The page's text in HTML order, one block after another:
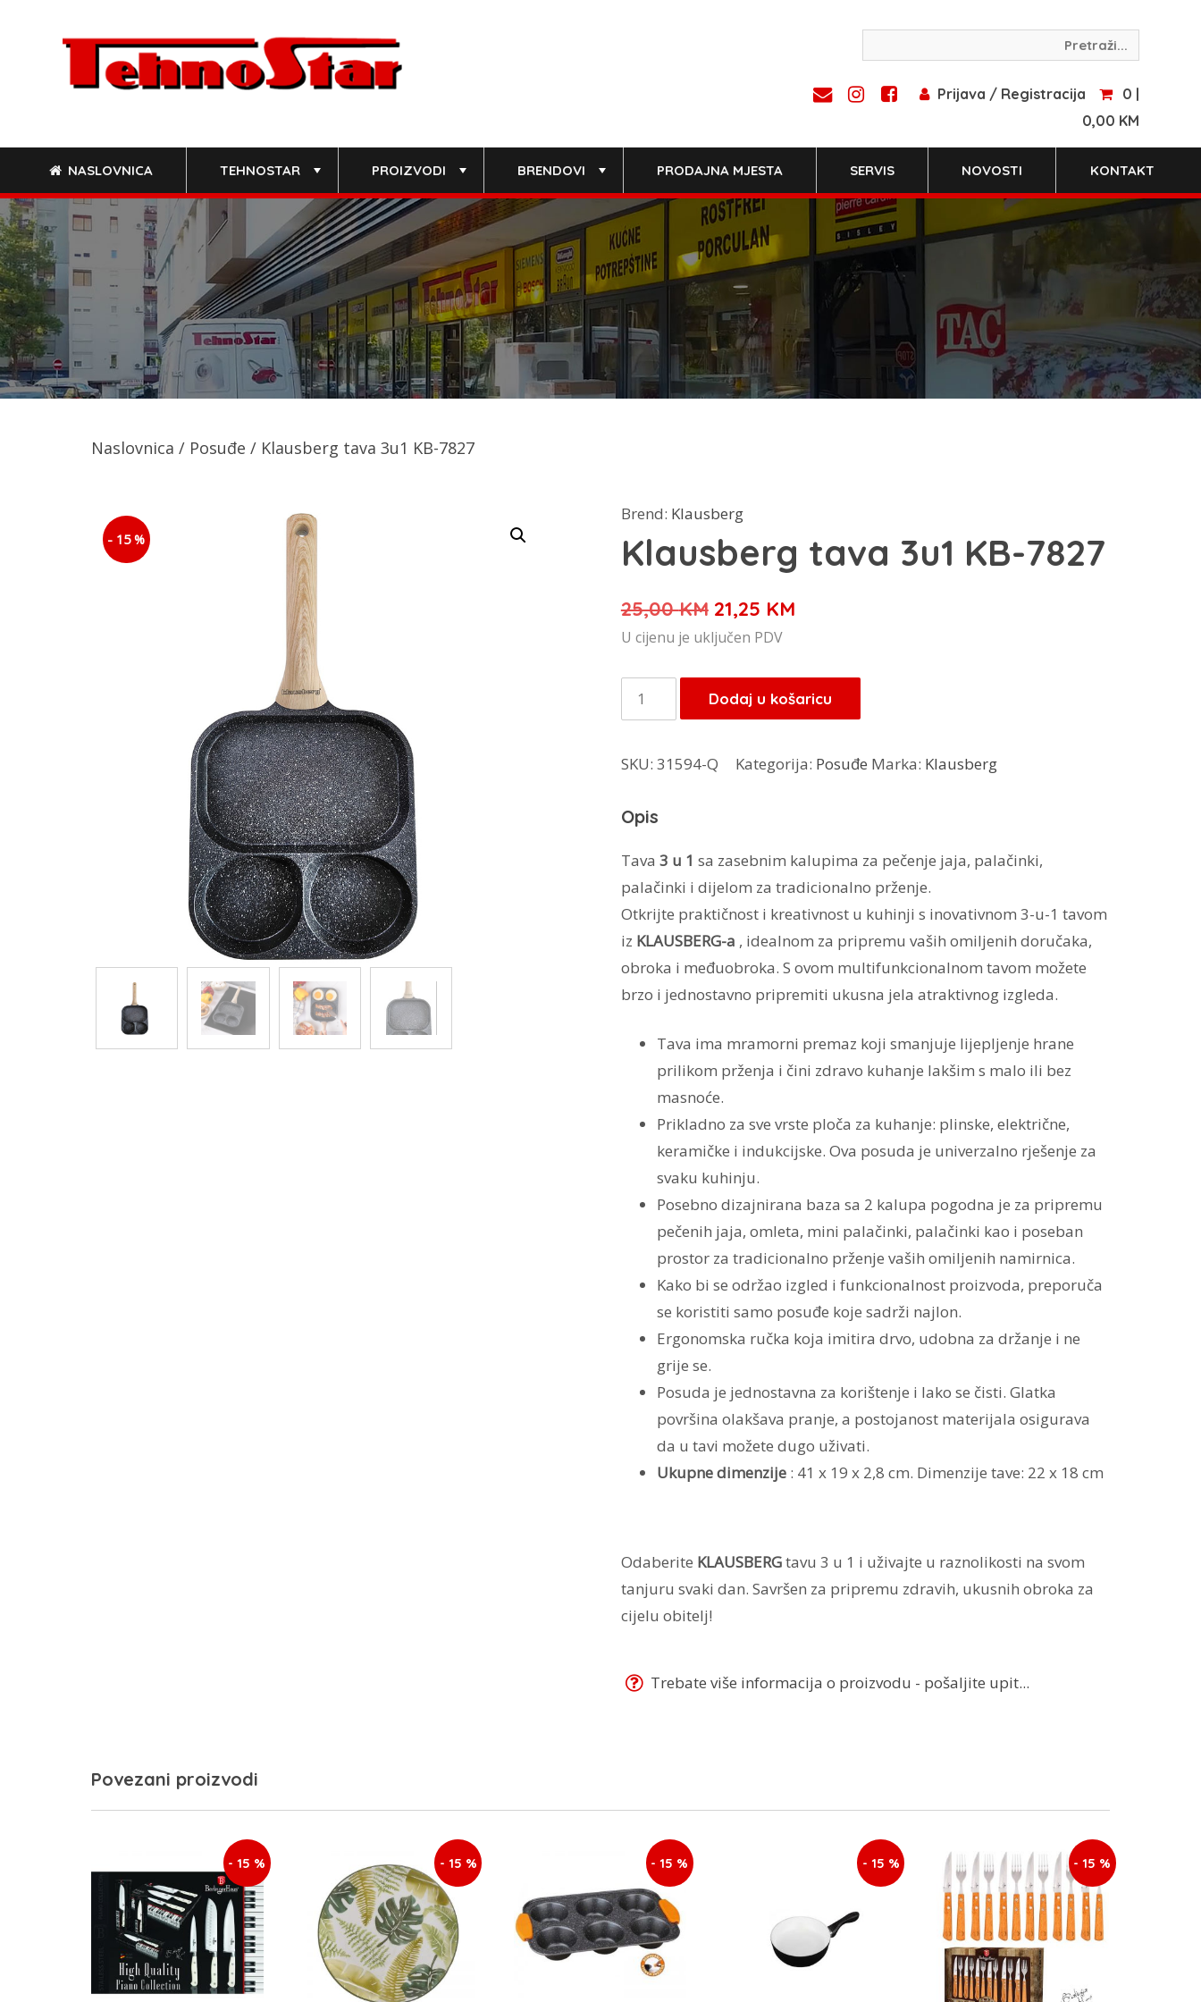
Prijava / Registracija
0 |
0,00 KM
NASLOVNICA TEHNOSTAR PROIZVODI BRENDOVI PRODAJNA MJESTA SERVIS NOVOSTI KONTAKT
Naslovnica / Posuđe / Klausberg tava 3u1 KB-7827
- 15 %
Brend: Klausberg
Klausberg tava 3u1 KB-7827
25,00KM Izvorna
cijena
je:
25,00 KM.
21,25 KMTrenutna
21,25 KM.
U cijenu je uključen PDV
Klausberg
tava
KB-
količina
Dodaj u košaricu
SKU: 31594-Q Kategorija: Posuđe Marka: Klausberg
Opis
Tava 3 u 1 sa zasebnim kalupima za pečenje jaja, palačinki,
palačinki i dijelom za tradicionalno prženje.
Otkrijte praktičnost i kreativnost u kuhinji s inovativnom 3-u-1 tavom
iz KLAUSBERG-a , idealnom za pripremu vaših omiljenih doručaka,
obroka i međuobroka. S ovom multifunkcionalnom tavom možete
brzo i jednostavno pripremiti ukusna jela atraktivnog izgleda.
Tava ima mramorni premaz koji smanjuje lijepljenje hrane
prilikom prženja i čini zdravo kuhanje lakšim s malo ili bez
masnoće.
Prikladno za sve vrste ploča za kuhanje: plinske, električne,
keramičke i indukcijske. Ova posuda je univerzalno rješenje za
svaku kuhinju.
Posebno dizajnirana baza sa 2 kalupa pogodna je za pripremu
pečenih jaja, omleta, mini palačinki, palačinki kao i poseban
prostor za tradicionalno prženje vaših omiljenih namirnica.
Kako bi se održao izgled i funkcionalnost proizvoda, preporuča
se koristiti samo posuđe koje sadrži najlon.
Ergonomska ručka koja imitira drvo, udobna za držanje i ne
grije se.
Posuda je jednostavna za korištenje i lako se čisti. Glatka
površina olakšava pranje, a postojanost materijala osigurava
da u tavi možete dugo uživati.
Ukupne dimenzije: 41 x 19 x 2,8 cm. Dimenzije tave: 22 x 18 cm
Odaberite KLAUSBERGtavu 3 u 1 i uživajte u raznolikosti na svom
tanjuru svaki dan. Savršen za pripremu zdravih, ukusnih obroka za
cijelu obitelj!
Trebate više informacija o proizvodu - pošaljite upit...
Povezani proizvodi
- 15 % - 15 % - 15 % - 15 % - 15 %